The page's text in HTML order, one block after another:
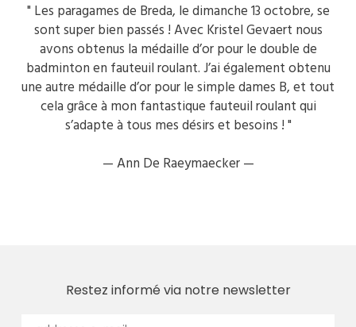
" Les paragames de Breda, le dimanche 13 octobre, se
sont super bien passés ! Avec Kristel Gevaert nous
avons obtenus la médaille d’or pour le double de
badminton en fauteuil roulant. J’ai également obtenu
une autre médaille d’or pour le simple dames B, et tout
cela grâce à mon fantastique fauteuil roulant qui
s’adapte à tous mes désirs et besoins ! "
—Ann De Raeymaecker —
Restez informé via notre newsletter